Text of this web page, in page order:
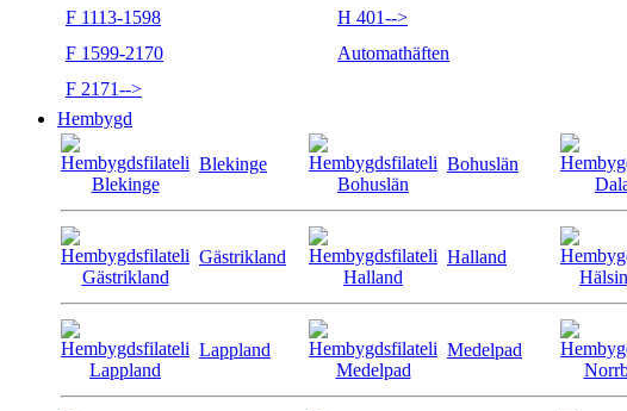
F 1113-1598
H 401-->
F 1599-2170
Automathäften
F 2171-->
Hembygd
Blekinge Bohuslän
Gästrikland Halland
Lappland Medelpad